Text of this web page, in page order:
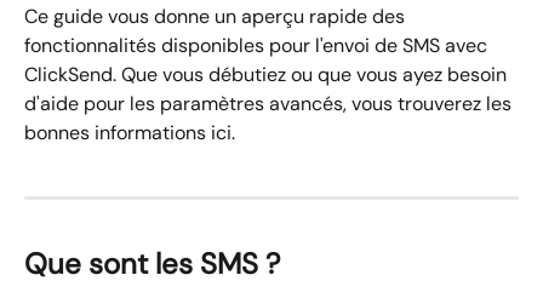
Ce guide vous donne un aperçu rapide des
fonctionnalités disponibles pour l'envoi de SMS avec
ClickSend. Que vous débutiez ou que vous ayez besoin
d'aide pour les paramètres avancés, vous trouverez les
bonnes informations ici.
Que sont les SMS ?